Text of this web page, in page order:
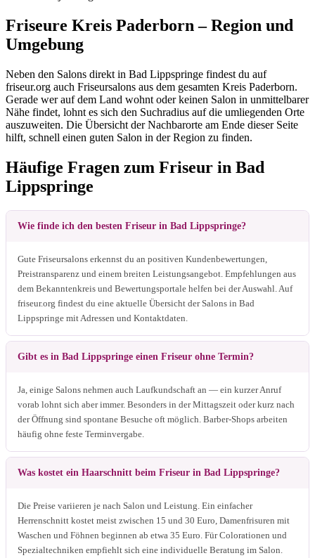
Friseure Kreis Paderborn – Region und
Umgebung
Neben den Salons direkt in Bad Lippspringe findest du auf
friseur.org auch Friseursalons aus dem gesamten Kreis Paderborn.
Gerade wer auf dem Land wohnt oder keinen Salon in unmittelbarer
Nähe findet, lohnt es sich den Suchradius auf die umliegenden Orte
auszuweiten. Die Übersicht der Nachbarorte am Ende dieser Seite
hilft, schnell einen guten Salon in der Region zu finden.
Häufige Fragen zum Friseur in Bad
Lippspringe
Wie finde ich den besten Friseur in Bad Lippspringe?
Gute Friseursalons erkennst du an positiven Kundenbewertungen,
Preistransparenz und einem breiten Leistungsangebot. Empfehlungen aus
dem Bekanntenkreis und Bewertungsportale helfen bei der Auswahl. Auf
friseur.org findest du eine aktuelle Übersicht der Salons in Bad
Lippspringe mit Adressen und Kontaktdaten.
Gibt es in Bad Lippspringe einen Friseur ohne Termin?
Ja, einige Salons nehmen auch Laufkundschaft an — ein kurzer Anruf
vorab lohnt sich aber immer. Besonders in der Mittagszeit oder kurz nach
der Öffnung sind spontane Besuche oft möglich. Barber-Shops arbeiten
häufig ohne feste Terminvergabe.
Was kostet ein Haarschnitt beim Friseur in Bad Lippspringe?
Die Preise variieren je nach Salon und Leistung. Ein einfacher
Herrenschnitt kostet meist zwischen 15 und 30 Euro, Damenfrisuren mit
Waschen und Föhnen beginnen ab etwa 35 Euro. Für Colorationen und
Spezialtechniken empfiehlt sich eine individuelle Beratung im Salon.